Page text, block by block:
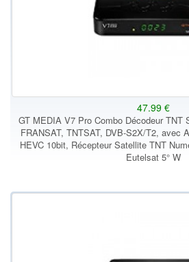
47.99 €
GT MEDIA V7 Pro Combo Décodeur TNT
FRANSAT, TNTSAT, DVB-S2X/T2, avec
HEVC 10bit, Récepteur Satellite TNT
Eutelsat 5° W